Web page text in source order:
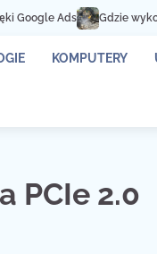
Gdzie wykorzystywane są
KOMPUTERY
PCIe 2.0